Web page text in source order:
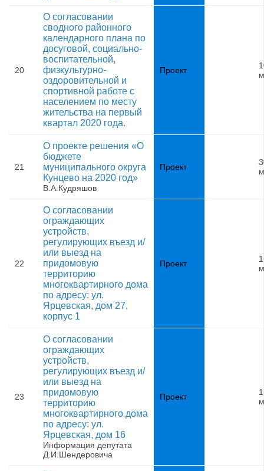
20
О согласовании
сводного районного
календарного плана по
досуговой, социально-
воспитательной,
физкультурно-
оздоровительной и
спортивной работе с
населением по месту
жительства на первый
квартал 2020 года.
Проект
21
О проекте решения «О
бюджете
муниципального округа
Кунцево на 2020 год»
В.А.Кудряшов
Проект
22
О согласовании
ограждающих
устройств,
регулирующих въезд и/
или выезд на
придомовую
территорию
многоквартирного дома
по адресу: ул.
Ярцевская, дом 27,
корпус 1
Проект
23
О согласовании
ограждающих
устройств,
регулирующих въезд и/
или выезд на
придомовую
территорию
многоквартирного дома
по адресу: ул.
Ярцевская, дом 16
Информация депутата
Д.И.Шендеровича
Проект